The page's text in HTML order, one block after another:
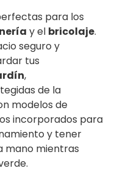
para los
y el bricolaje.
seguro y
tus
,
de la
modelos de
incorporados para
y tener
mano mientras